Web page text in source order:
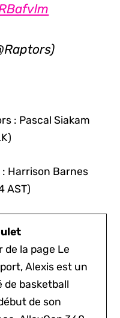
: Pascal Siakam
Harrison Barnes
AST)
de la page Le
Alexis est un
de basketball
de son